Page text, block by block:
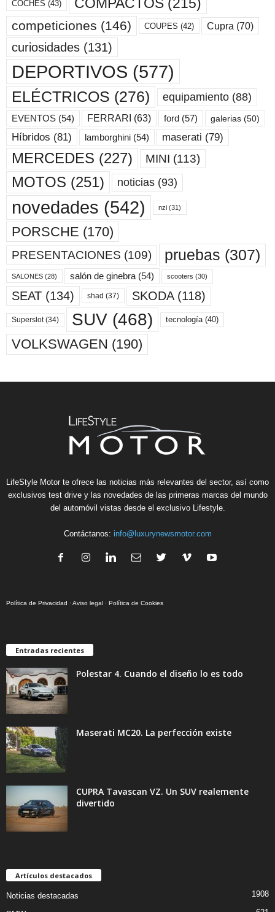
COCHES (43) COMPACTOS (215)
competiciones (146) COUPES (42) Cupra (70)
curiosidades (131)
DEPORTIVOS (577)
ELÉCTRICOS (276) equipamiento (88)
EVENTOS (54) FERRARI (63) ford (57) galerias (50)
Híbridos (81) lamborghini (54) maserati (79)
MERCEDES (227) MINI (113)
MOTOS (251) noticias (93)
novedades (542) nzi (31)
PORSCHE (170)
PRESENTACIONES (109) pruebas (307)
SALONES (28) salón de ginebra(54) scooters (30)
SEAT (134) shad (37) SKODA(118)
Superslot(34) SUV (468) tecnología(40)
VOLKSWAGEN (190)
LifeStyle Motor te ofrece las noticias más relevantes del sector, así como
exclusivos test drive y las novedades de las primeras marcas del mundo
del automóvil vistas desde el exclusivo Lifestyle.
Contáctanos: info@luxurynewsmotor.com
Política de Privacidad ·Aviso legal · Política de Cookies
Entradas recientes
Polestar 4. Cuando el diseño lo es todo
Maserati MC20. La perfección existe
CUPRA Tavascan VZ. Un SUV realemente
divertido
Artículos destacados
Noticias destacadas 1908